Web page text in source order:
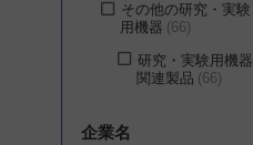
その他の研究・実験
用機器 66
研究・実験用機器
関連製品 66
企業名